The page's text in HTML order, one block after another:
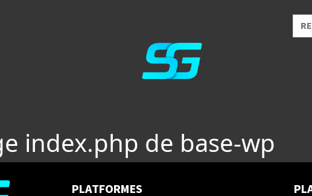
index.php de base-wp
PLATFORMES